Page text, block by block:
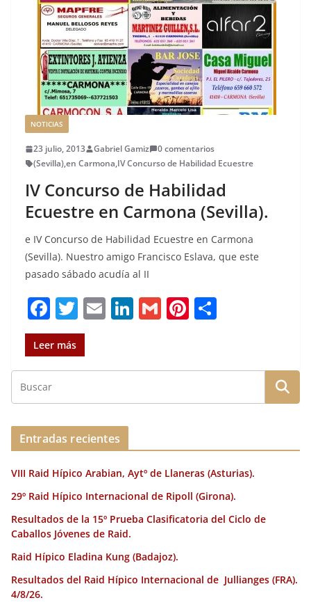
NOTICIAS
23 julio, 2013 Gabriel Gamiz
0 comentarios
(Sevilla),en Carmona,IV Concurso de Habilidad Ecuestre
IV Concurso de Habilidad
Ecuestre en Carmona (Sevilla).
e IV Concurso de Habilidad Ecuestre en Carmona
(Sevilla). Nuestro amigo Francisco Eslava, que este
pasado sábado acudía al II
F
a
c
e
b
o
o
k
T
w
it
te
r
E
l
Li
e
dI
G
l
Pi
re
st
p
a
ir
Leer más
Entradas recientes
VIII Raid Hípico Arabian, Aytº de Llaneras (Asturias).
29º Raid Hípico Internacional de Ripoll (Girona).
Resultados de la 15º Prueba Clasificatoria del Ciclo de
Caballos Jóvenes de Raid.
Raid Hípico Eladina Kung (Badajoz).
Resultados del Raid Hípico Internacional de Jullianges (FRA).
4/8/26.